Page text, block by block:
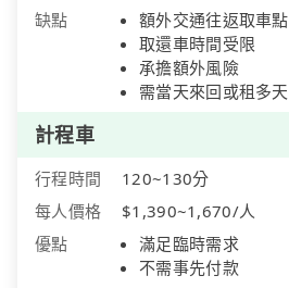
缺點
額外交通往返取車點
取還車時間受限
承擔額外風險
需當天來回或租多天
計程車
行程時間
120~130分
每人價格
$1,390~1,670/人
優點
滿足臨時需求
不需事先付款